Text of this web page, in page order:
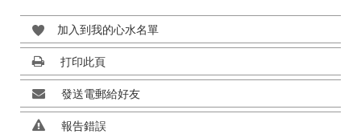
加入到我的心水名單
打印此頁
發送電郵給好友
報告錯誤